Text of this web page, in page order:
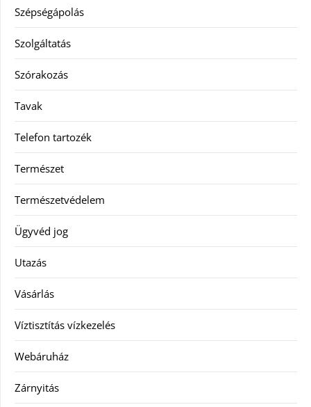
Szépségápolás
Szolgáltatás
Szórakozás
Tavak
Telefon tartozék
Természet
Természetvédelem
Ügyvéd jog
Utazás
Vásárlás
Víztisztítás vízkezelés
Webáruház
Zárnyitás